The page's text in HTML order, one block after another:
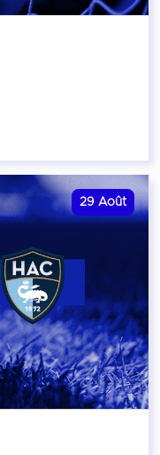
29 Août